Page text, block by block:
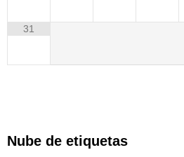
31
Nube de etiquetas